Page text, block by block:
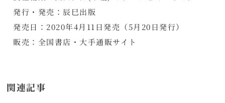
発行・発売：辰巳出版
発売日：2020年4月11日発売（5月20日発行）
販売：全国書店・大手通販サイト
関連記事